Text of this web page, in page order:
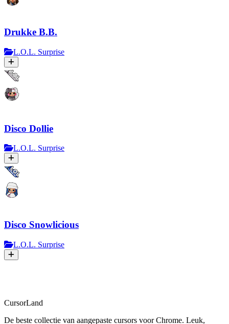
Drukke B.B.
L.O.L. Surprise
Disco Dollie
L.O.L. Surprise
Disco Snowlicious
L.O.L. Surprise
CursorLand
De beste collectie van aangepaste cursors voor Chrome. Leuk,